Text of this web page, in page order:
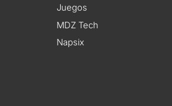
Juegos
MDZ Tech
Napsix